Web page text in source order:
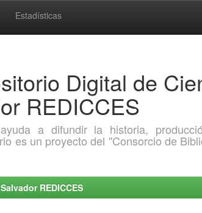
Estadísticas
Digital de
REDICCES
a difundir la historia,
es un proyecto del "Consorcio de
REDICCES